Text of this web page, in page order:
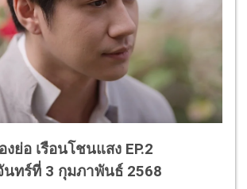
งย่อ เรือนโชนแสง EP.2
นทร์ที่ 3 กุมภาพันธ์ 2568